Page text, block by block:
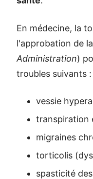
En médecine, la
l'approbation de la
Administration)
troubles suivants :
vessie
transpiration
migraines
torticolis
spasticité